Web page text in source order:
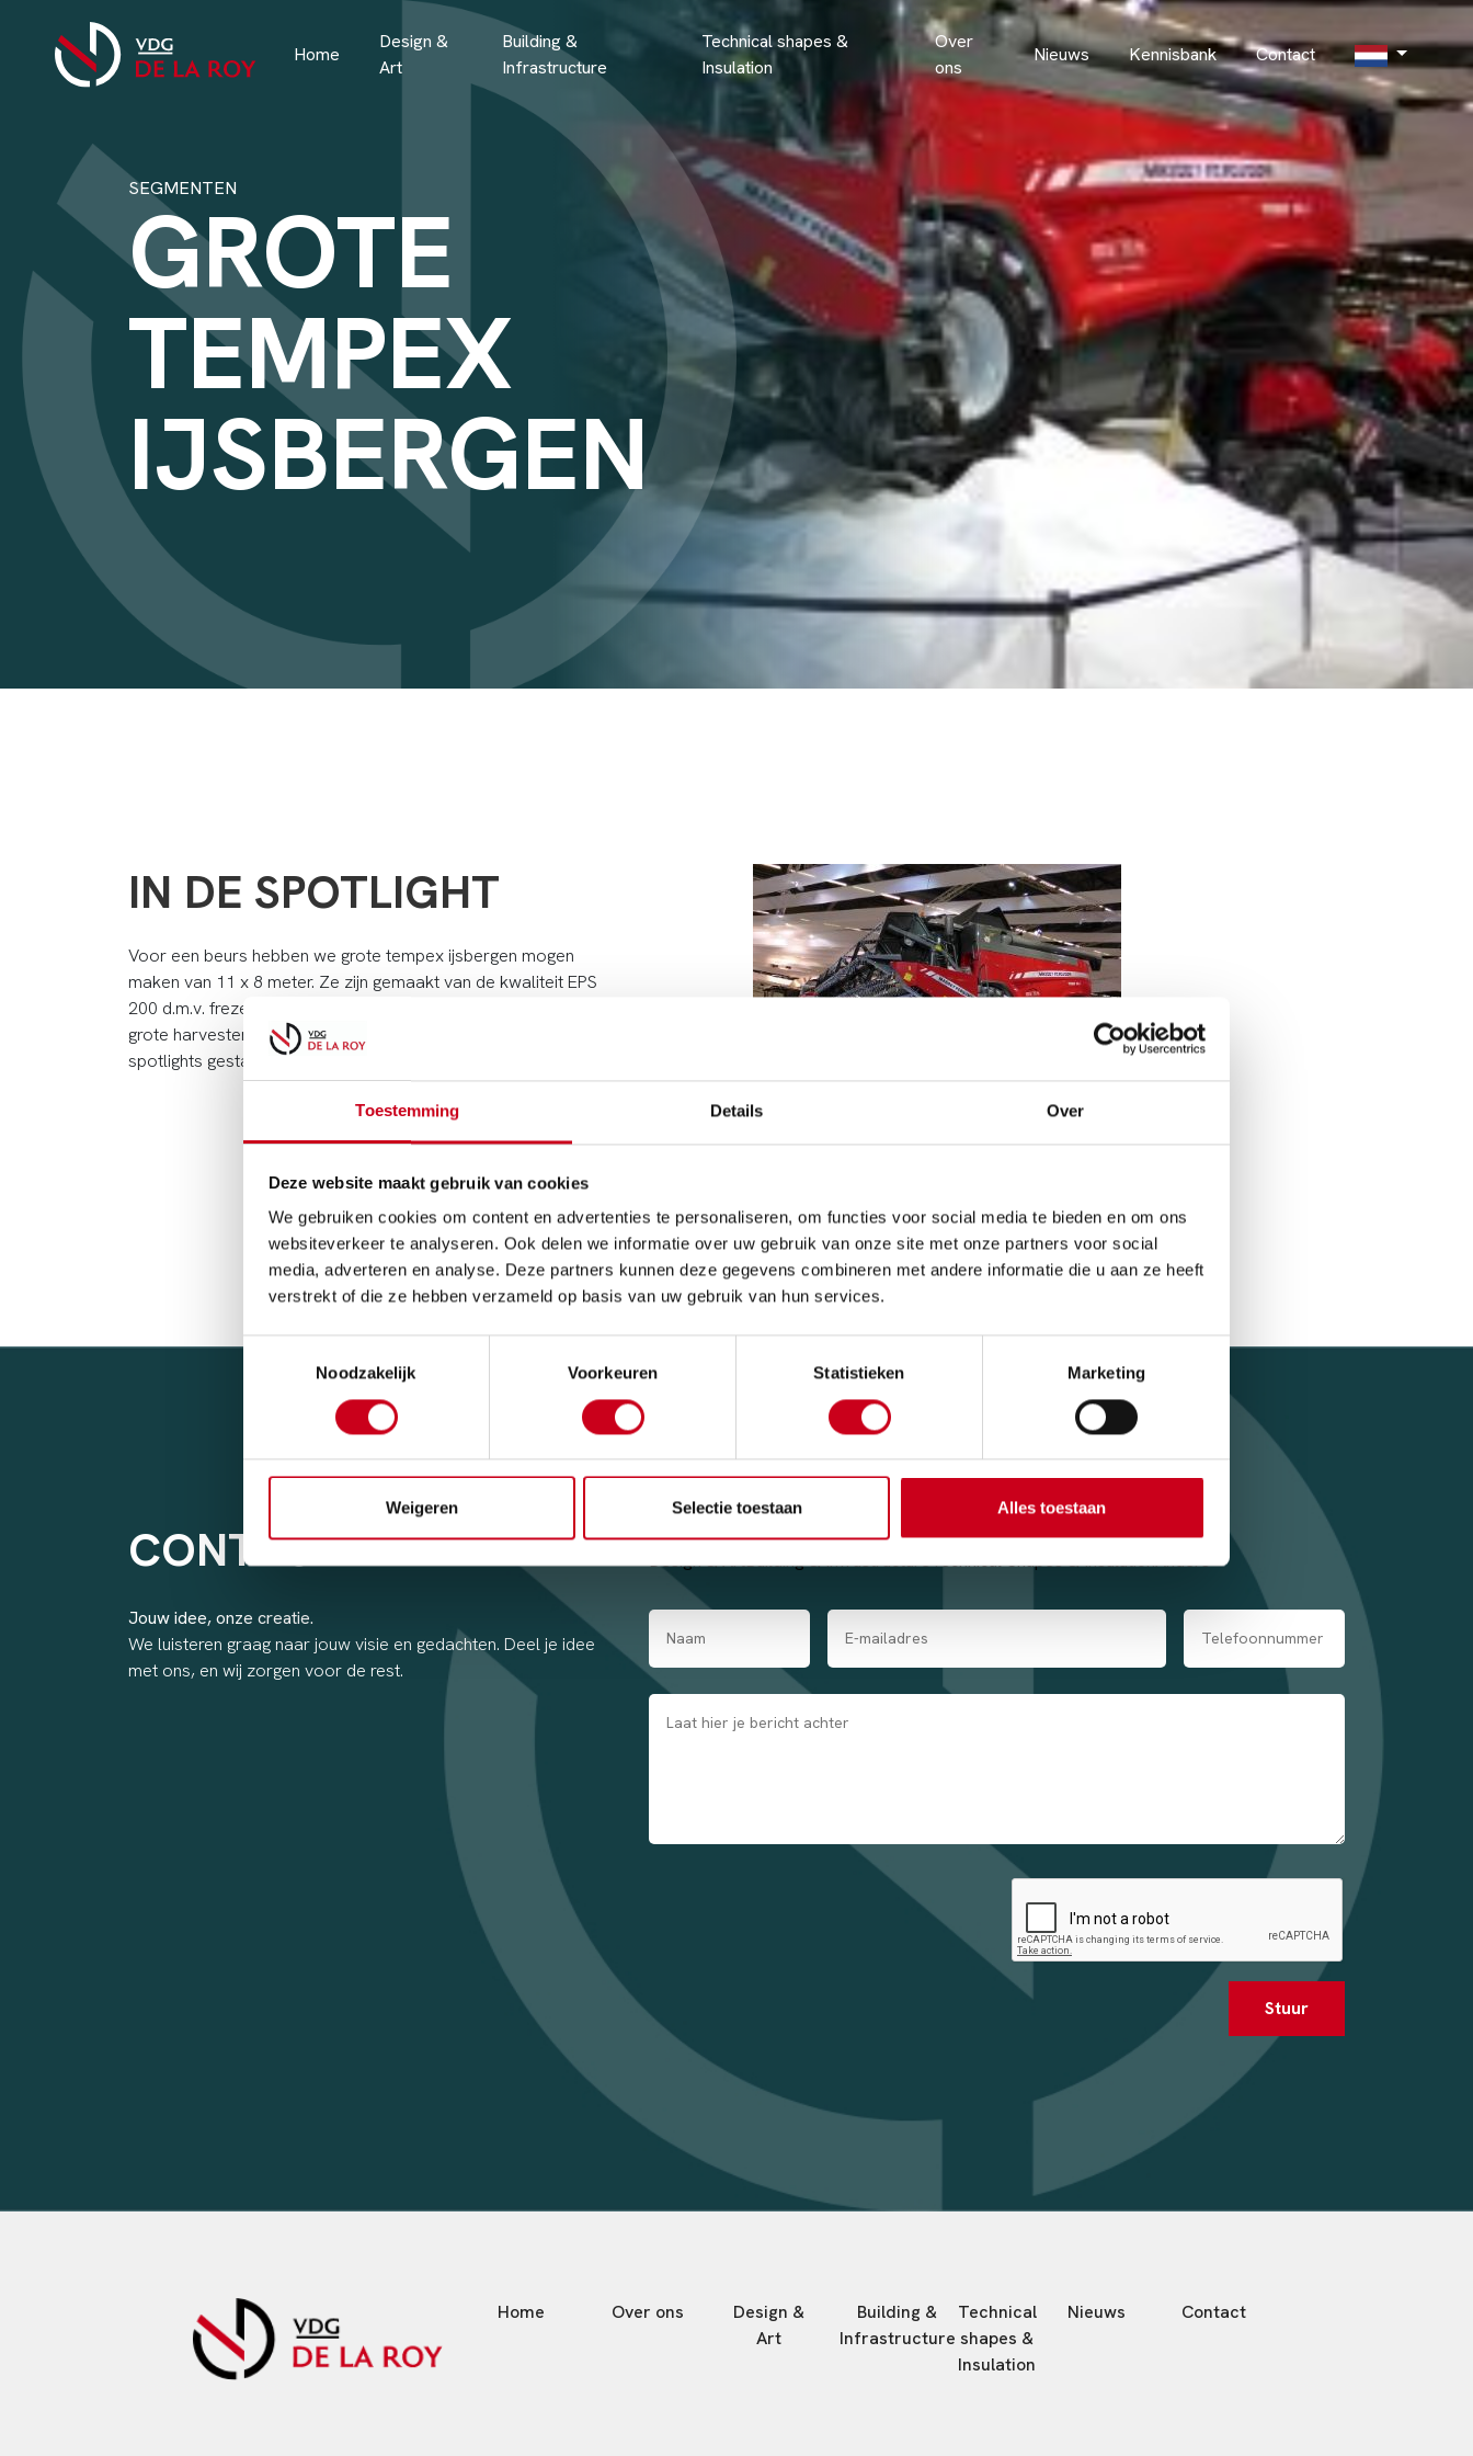
Toestemming Details Over
Deze website maakt gebruik van cookies
We gebruiken cookies om content en advertenties te personaliseren, om functies voor social media te bieden en om ons
websiteverkeer te analyseren. Ook delen we informatie over uw gebruik van onze site met onze partners voor social
media, adverteren en analyse. Deze partners kunnen deze gegevens combineren met andere informatie die u aan ze heeft
verstrekt of die ze hebben verzameld op basis van uw gebruik van hun services.
Toestemmingsselectie
Noodzakelijk
Voorkeuren Statistieken Marketing
Weigeren Selectie toestaan Alles toestaan
Home
Design &
Art
Building &
Infrastructure
Technical shapes &
Insulation
Over
ons
Nieuws Kennisbank Contact
SEGMENTEN
GROTE
TEMPEX
IJSBERGEN
IN DE SPOTLIGHT
Voor een beurs hebben we grote tempex ijsbergen mogen
maken van 11 x 8 meter. Ze zijn gemaakt van de kwaliteit EPS
200 d.m.v. frezen. Deze tempex ijsbergen liggen onder enorme
grote harvesters. De ijsbergen hebben een aantal dagen in de
spotlights gestaan op een beurs in Parijs.
CONTACT
Jouw idee, onze creatie.
We luisteren graag naar jouw visie en gedachten. Deel je idee
met ons, en wij zorgen voor de rest.
Design & ArtBuilding & InfrastructureTechnical Shapes & InsulationAnders
Stuur
Home Over ons
Design &
Art
Building &
Infrastructure
Technical
shapes &
Insulation
Nieuws Contact